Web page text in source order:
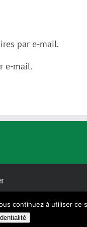
par e-mail.
e-mail.
légales
continuez à utiliser